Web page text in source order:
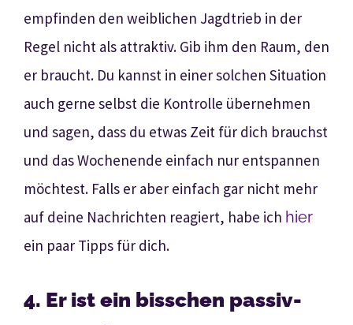
empfinden den weiblichen Jagdtrieb in der
Regel nicht als attraktiv. Gib ihm den Raum, den
er braucht. Du kannst in einer solchen Situation
auch gerne selbst die Kontrolle übernehmen
und sagen, dass du etwas Zeit für dich brauchst
und das Wochenende einfach nur entspannen
möchtest. Falls er aber einfach gar nicht mehr
auf deine Nachrichten reagiert, habe ich hier
ein paar Tipps für dich.
4. Er ist ein bisschen passiv-